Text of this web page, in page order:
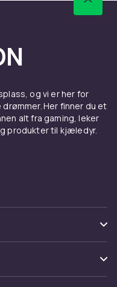
og vi er her for
Her finner du et
alt fra gaming, leker
produkter til kjæledyr.